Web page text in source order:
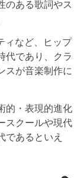
のある歌詞やス
ィなど、ヒップ
代であり、クラ
スが音楽制作に
的・表現的進化
スクールや現代
であるといえ